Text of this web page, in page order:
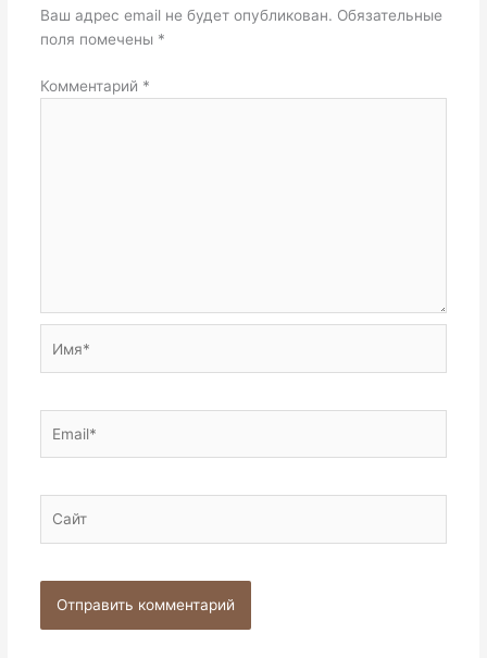
Ваш адрес email не будет опубликован. Обязательные
поля помечены *
Комментарий *